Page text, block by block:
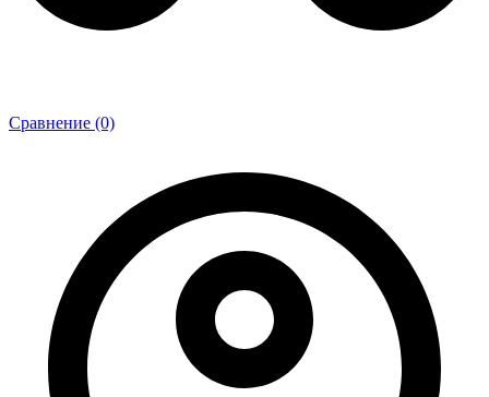
Сравнение (0)